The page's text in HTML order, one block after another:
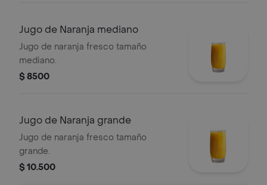
Jugo de Naranja mediano
Jugo de naranja fresco tamaño
mediano.
$ 8500
Jugo de Naranja grande
Jugo de naranja fresco tamaño
grande.
$ 10.500